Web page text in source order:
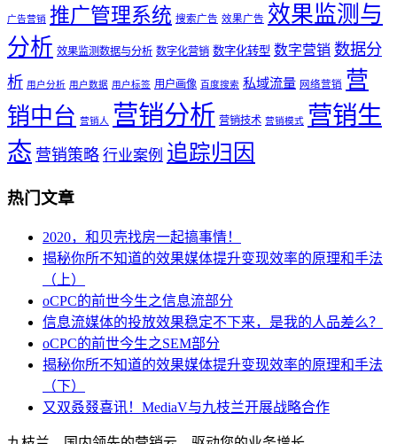
广告营销 推广管理系统 搜索广告 效果广告 效果监测与
分析 效果监测数据与分析 数字化营销 数字化转型 数字营销 数据分
析 用户分析 用户数据 用户标签 用户画像 百度搜索 私域流量 网络营销 营
销中台 营销人 营销分析 营销技术 营销模式 营销生
态 营销策略 行业案例 追踪归因
热门文章
2020，和贝壳找房一起搞事情！
揭秘你所不知道的效果媒体提升变现效率的原理和手法
（上）
oCPC的前世今生之信息流部分
信息流媒体的投放效果稳定不下来，是我的人品差么？
oCPC的前世今生之SEM部分
揭秘你所不知道的效果媒体提升变现效率的原理和手法
（下）
又双叒叕喜讯！MediaV与九枝兰开展战略合作